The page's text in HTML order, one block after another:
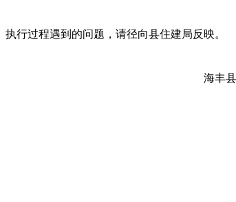
行过程遇到的问题，请径向县住建局反映。
海丰县